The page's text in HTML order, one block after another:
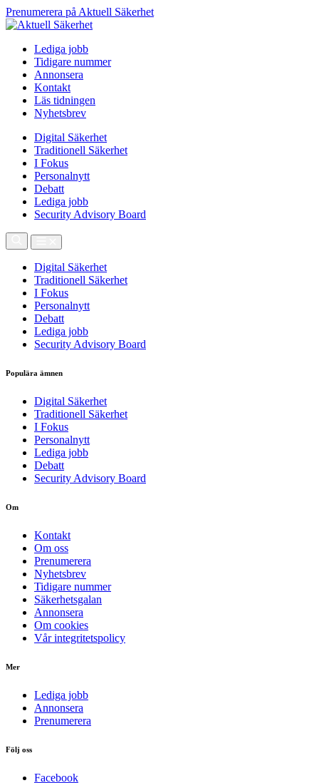
Prenumerera på Aktuell Säkerhet
Lediga jobb
Tidigare nummer
Annonsera
Kontakt
Läs tidningen
Nyhetsbrev
Digital Säkerhet
Traditionell Säkerhet
I Fokus
Personalnytt
Debatt
Lediga jobb
Security Advisory Board
Digital Säkerhet
Traditionell Säkerhet
I Fokus
Personalnytt
Debatt
Lediga jobb
Security Advisory Board
Populära ämnen
Digital Säkerhet
Traditionell Säkerhet
I Fokus
Personalnytt
Lediga jobb
Debatt
Security Advisory Board
Om
Kontakt
Om oss
Prenumerera
Nyhetsbrev
Tidigare nummer
Säkerhetsgalan
Annonsera
Om cookies
Vår integritetspolicy
Mer
Lediga jobb
Annonsera
Prenumerera
Följ oss
Facebook